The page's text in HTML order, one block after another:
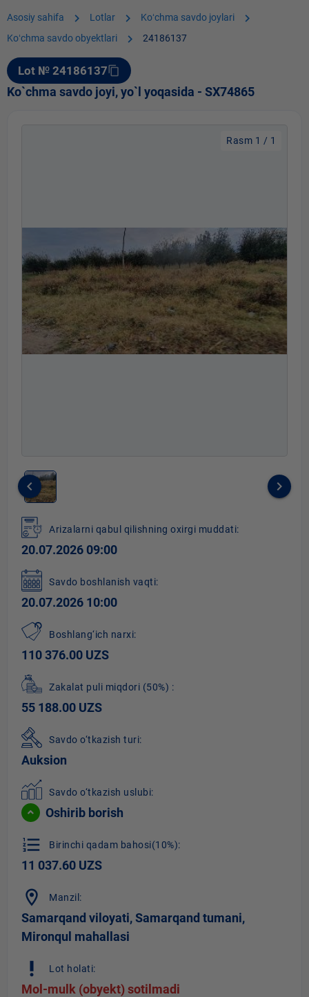
Asosiy sahifa chevron_right Lotlar chevron_right Koʻchma savdo joylari chevron_right
Koʻchma savdo obyektlari chevron_right 24186137
Lot № 24186137 content_copy
Ko`chma savdo joyi, yo`l yoqasida - SX74865
Rasm 1 / 1
1
of
1
keyboard_arrow_left keyboard_arrow_right
Arizalarni qabul qilishning oxirgi muddati:
20.07.2026 09:00
Savdo boshlanish vaqti:
20.07.2026 10:00
Boshlang‘ich narxi:
110 376.00 UZS
Zakalat puli miqdori (50%) :
55 188.00 UZS
Savdo o‘tkazish turi:
Auksion
Savdo o‘tkazish uslubi:
Oshirib borish
format_list_numbered Birinchi qadam bahosi(10%):
11 037.60 UZS
location_on Manzil:
Samarqand viloyati, Samarqand tumani,
Mironqul mahallasi
priority_high Lot holati:
Mol-mulk (obyekt) sotilmadi